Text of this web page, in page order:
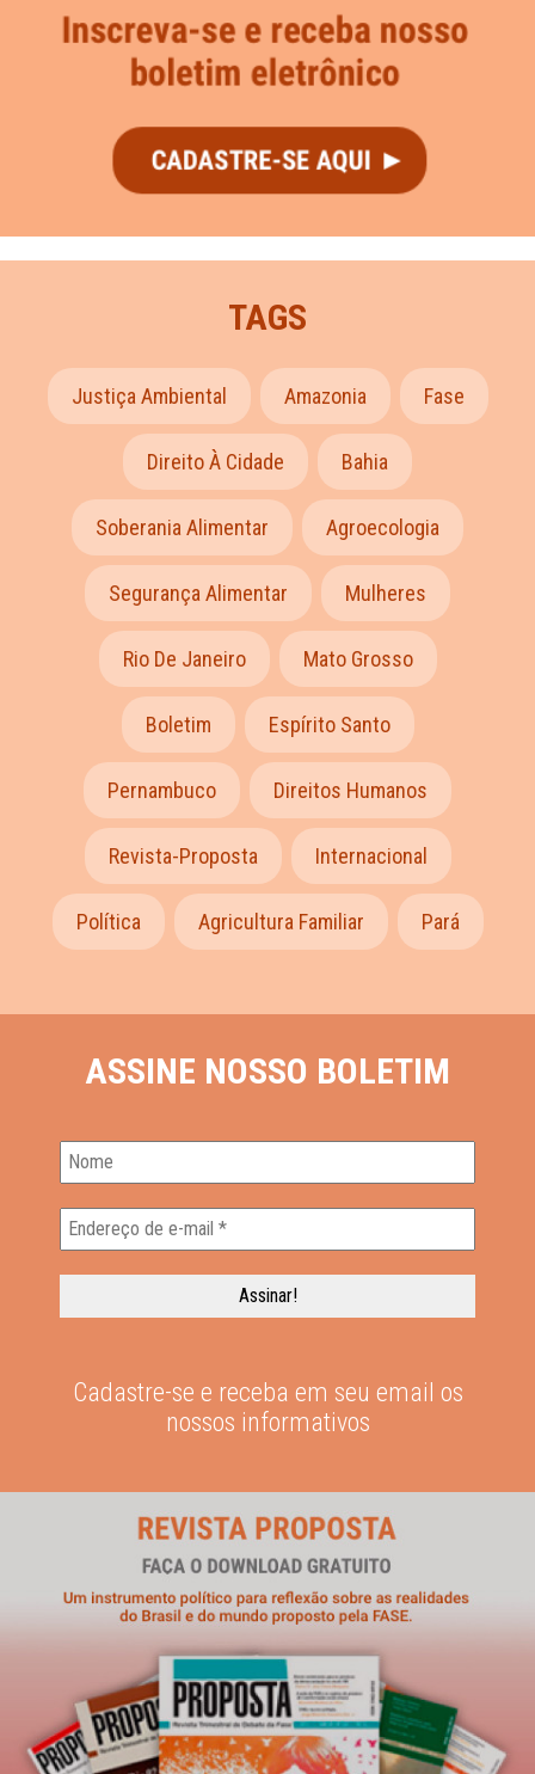
TAGS
Justiça Ambiental Amazonia Fase
Direito À Cidade Bahia
Soberania Alimentar Agroecologia
Segurança Alimentar Mulheres
Rio De Janeiro Mato Grosso
Boletim Espírito Santo
Pernambuco Direitos Humanos
Revista-Proposta Internacional
Política Agricultura Familiar Pará
ASSINE NOSSO BOLETIM
Cadastre-se e receba em seu email os
nossos informativos